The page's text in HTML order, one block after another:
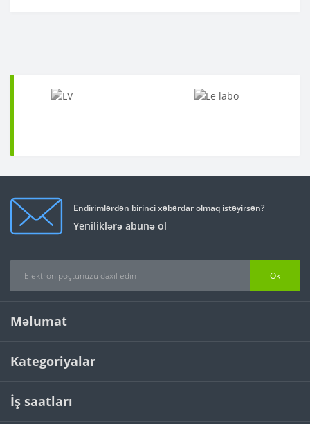
Endirimlərdən birinci xəbərdar olmaq istəyirsən?
Yeniliklərə abunə ol
Ok
Məlumat
Kategoriyalar
İş saatları